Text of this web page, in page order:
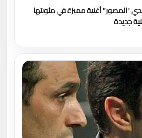
"المصور" أغنية مميزة في مئويتها
جديدة